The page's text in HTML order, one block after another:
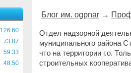
126.60
73.87
59.33
48.50
Блог им. ogpnar →
Отдел надзорной
муниципального района
что на территории г.о.
строительных